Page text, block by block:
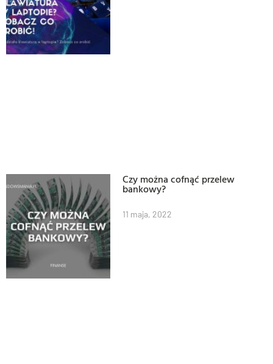
Czy można cofnąć przelew
bankowy?
11 maja, 2022